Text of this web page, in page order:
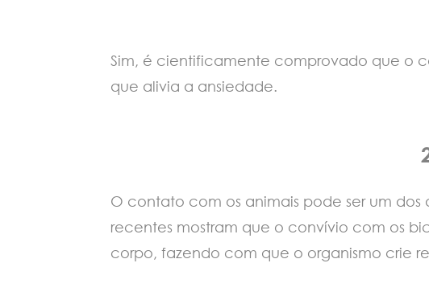
Sim, é cientificamente comprovado que o
que alivia a ansiedade.
O contato com os animais pode ser um dos
recentes mostram que o convívio com os
corpo, fazendo com que o organismo crie